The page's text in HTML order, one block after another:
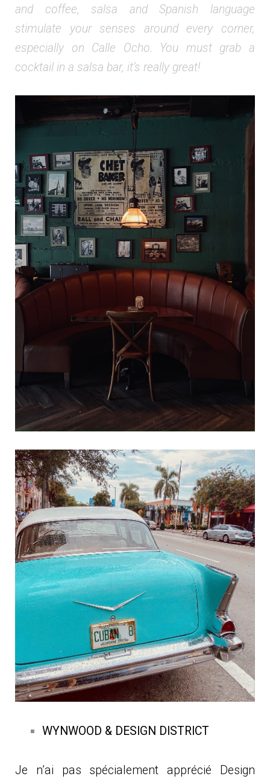
and coffee, salsa and Spanish language
stimulate your senses around every corner,
especially on Calle Ocho. You must grab a
cocktail in a salsa bar, it’s really great!
WYNWOOD & DESIGN DISTRICT
Je n’ai pas spécialement apprécié Design